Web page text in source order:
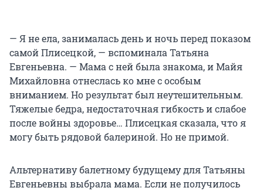
— Я не ела, занималась день и ночь перед показом
самой Плисецкой, — вспоминала Татьяна
Евгеньевна. — Мама с ней была знакома, и Майя
Михайловна отнеслась ко мне с особым
вниманием. Но результат был неутешительным.
Тяжелые бедра, недостаточная гибкость и слабое
после войны здоровье… Плисецкая сказала, что я
могу быть рядовой балериной. Но не примой.
Альтернативу балетному будущему для Татьяны
Евгеньевны выбрала мама. Если не получилось